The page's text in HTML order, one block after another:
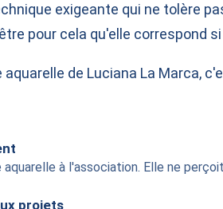
exigeante qui ne tolère
pour cela qu'elle correspond
aquarelle de Luciana La
à l'association. Elle ne
projets